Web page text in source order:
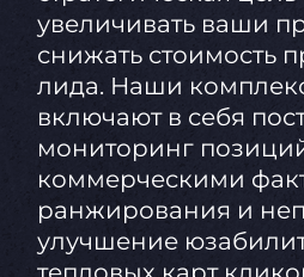
увеличивать ваши
снижать стоимость
лида. Наши
включают в себя
мониторинг
коммерческими
ранжирования и
улучшение